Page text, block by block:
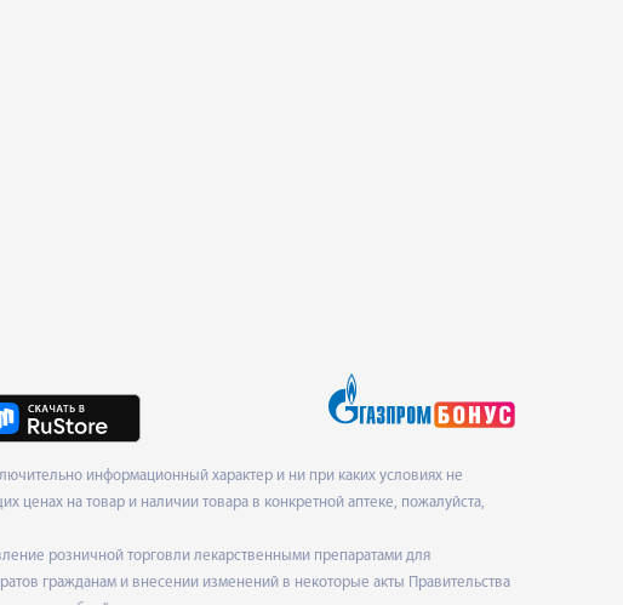
информационный характер и ни при каких условиях не
на товар и наличии товара в конкретной аптеке, пожалуйста,
розничной торговли лекарственными препаратами для
гражданам и внесении изменений в некоторые акты Правительства